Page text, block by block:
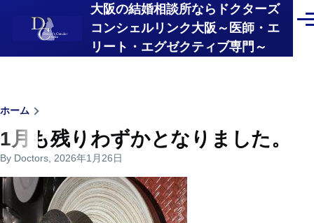
メインコンテンツに移動大阪の結婚相談所ならドクターズ
コンシェルリンク大阪～医師・エ
リート・エグゼクティブ専門～
メ
パ
ン
く
ず
ホーム
1月も残りわずかとなりました。
By Doctors , 2026年1月26日